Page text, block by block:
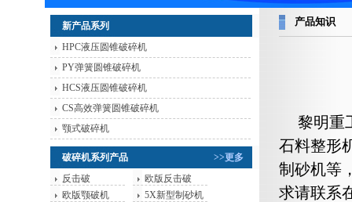
新产品系列
HPC液压圆锥破碎机
PY弹簧圆锥破碎机
HCS液压圆锥破碎机
CS高效弹簧圆锥破碎机
颚式破碎机
>>更多
破碎机系列产品
反击破
欧版反击破
欧版颚破机
5X新型制砂机
产品知识
黎明重
石料整形
制砂机等
求请联系